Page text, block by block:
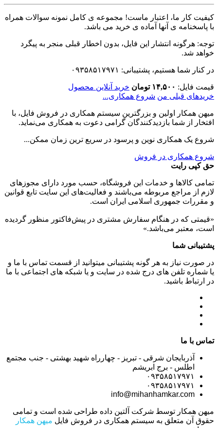
کیفیت کار ما، اعتبار ماست! مجموعه ی کامل نمونه سوالات همراه
با پاسخنامه ی آنها آماده ی خرید می باشد.
توجه: هرگونه انتشار این فایل، بدون اخطار قبلی منجر به پیگرد
خواهد شد.
در کنار شما هستیم، پشتیبانی: ۰۹۳۵۸۵۱۷۹۷۱
قیمت فایل: ۱۴,۵۰۰ تومان
خرید آنلاین محصول
خریدهای قبلی من شروع همکاری...
میهن همکار اولین و بزرگترین سیستم همکاری در فروش فایل، با
افتخار از شما بازدیدکنندگان گرامی دعوت به همکاری می‌نماید.
شروع یک همکاری نوین و پرسود در سریع ترین زمان ممکن...
شروع همکاری در فروش
حق کپی رایت
تمامی كالاها و خدمات اين فروشگاه، حسب مورد دارای مجوزهای
لازم از مراجع مربوطه می‌باشند و فعاليت‌های اين سايت تابع قوانين
و مقررات جمهوری اسلامی ايران است.
«قیمتی که در هنگام سفارش مشتری در پیش‌­فاکتور منظور گرديده
است، معتبر می‌باشد.»
پشتیبانی شما
در صورت نیاز به هر گونه پشتیبانی میتوانید از قسمت تماس با ما و
یا شماره تلفن های درج شده در سایت و یا شبکه های اجتماعی با ما
در ارتباط باشید.
تماس با ما
آذربایجان شرقی - تبریز - چهارراه شهید بهشتی - جنب مجتمع
اطلس - برج ابریشم
۰۹۳۵۸۵۱۷۹۷۱
۰۹۳۵۸۵۱۷۹۷۱
info@mihanhamkar.com
میهن همکار توسط شرکت آلتین داده طراحی شده است و تمامی
حقوق آن متعلق به سیستم همکاری در فروش فایل میهن همکار